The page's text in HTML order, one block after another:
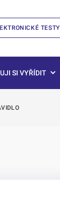
TESTY
SI VYŘÍDIT